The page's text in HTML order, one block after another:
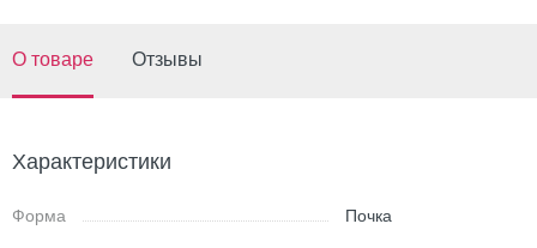
О товаре Отзывы
Характеристики
Форма Почка